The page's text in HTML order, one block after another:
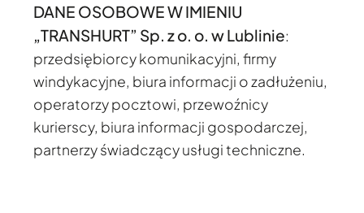
DANE OSOBOWE W IMIENIU
„TRANSHURT” Sp. z o. o. w Lublinie:
przedsiębiorcy komunikacyjni, firmy
windykacyjne, biura informacji o zadłużeniu,
operatorzy pocztowi, przewoźnicy
kurierscy, biura informacji gospodarczej,
partnerzy świadczący usługi techniczne.